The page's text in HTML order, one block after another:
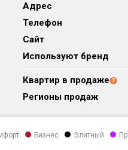
Адрес
Телефон
Сайт
Используют бренд
Квартир в продаже
Регионы продаж
Бизнес Элитный